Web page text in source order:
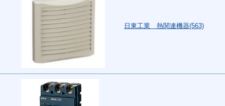
日東工業 熱関連機器(563)